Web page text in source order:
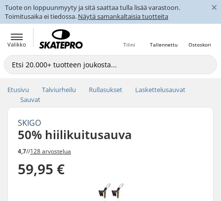
Tuote on loppuunmyyty ja sitä saattaa tulla lisää varastoon.
Toimitusaika ei tiedossa. Näytä samankaltaisia tuotteita
×
Valikko Ostoskori
Tallennettu
Tilini
Etusivu Talviurheilu Rullasukset
Laskettelusauvat
Sauvat
SKIGO
50% hiilikuitusauva
4,7//128 arvostelua
59,95 €